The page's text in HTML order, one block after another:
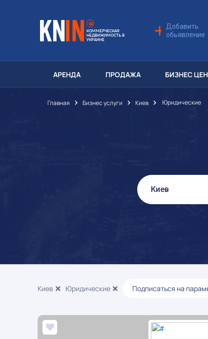
UA
КОММЕРЧЕСКАЯ
НЕДВИЖИМОСТЬ В
УКРАИНЕ
Добавить
обьявление
АРЕНДА ПРОДАЖА БИЗНЕС
Главная Бизнес услуги Киев Юридические
Киев
Киев Юридические Подписаться на